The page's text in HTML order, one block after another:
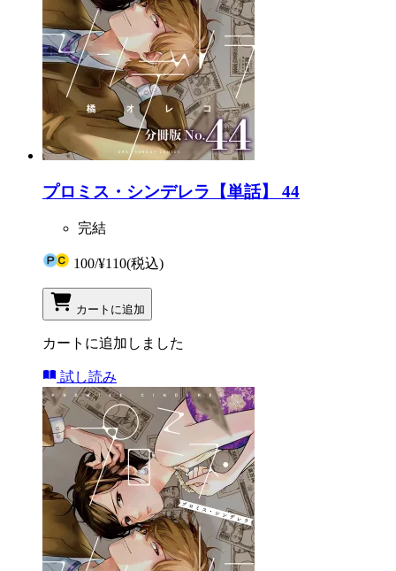
プロミス・シンデレラ【単話】 44
完結
100/¥110(税込)
カートに追加
カートに追加しました
試し読み